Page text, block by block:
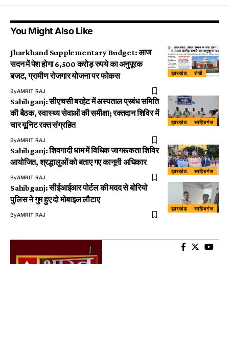
You Might Also Like
झारखंड रांची
Jharkhand Supplementary Budget: आज
सदन में पेश होगा 6,500 करोड़ रुपये का अनुपूरक
बजट, ग्रामीण रोजगार योजना पर फोकस
ByAMRIT RAJ
झारखंड साहिबगंज
Sahibganj: सीएचसी बरहेट में अस्पताल प्रबंध समिति
की बैठक, स्वास्थ्य सेवाओं की समीक्षा; रक्तदान शिविर में
चार यूनिट रक्त संग्रहित
ByAMRIT RAJ
झारखंड साहिबगंज
Sahibganj: शिवगादी धाम में विधिक जागरूकता शिविर
आयोजित, श्रद्धालुओं को बताए गए कानूनी अधिकार
ByAMRIT RAJ
झारखंड साहिबगंज
Sahibganj: सीईआईआर पोर्टल की मदद से बोरियो
पुलिस ने गुम हुए दो मोबाइल लौटाए
ByAMRIT RAJ